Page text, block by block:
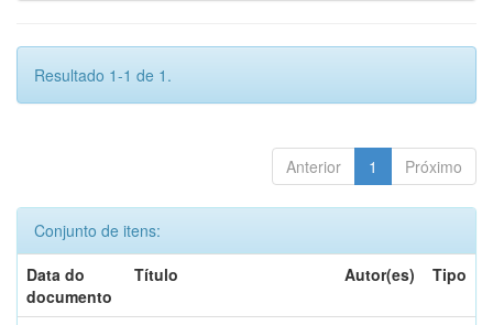
Resultado 1-1 de 1.
Anterior 1 Próximo
Conjunto de itens:
Data do
documento
Título Autor(es) Tipo